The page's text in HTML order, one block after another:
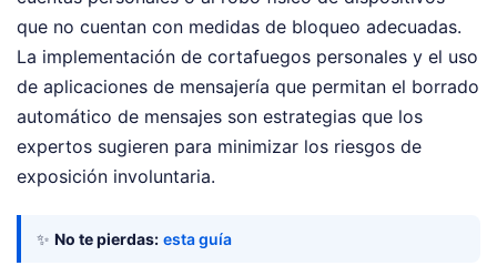
que no cuentan con medidas de bloqueo adecuadas.
La implementación de cortafuegos personales y el uso
de aplicaciones de mensajería que permitan el borrado
automático de mensajes son estrategias que los
expertos sugieren para minimizar los riesgos de
exposición involuntaria.
✨ No te pierdas: esta guía